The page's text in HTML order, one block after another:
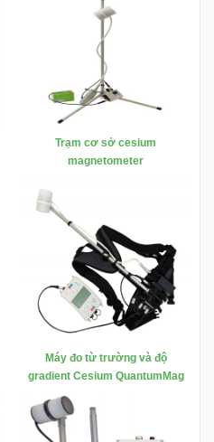
Trạm cơ sở cesium
magnetometer
Máy đo từ trường và độ
gradient Cesium QuantumMag